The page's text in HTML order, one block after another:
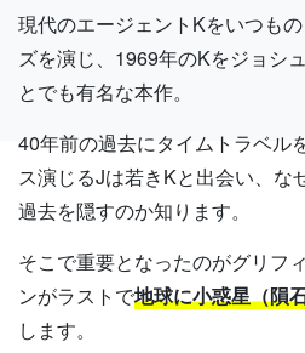
現代のエージェントKをいつも
ズを演じ、1969年のKをジョシ
とでも有名な本作。
40年前の過去にタイムトラベル
ス演じるJは若きKと出会い、な
過去を隠すのか知ります。
そこで重要となったのがグリフ
ンがラストで地球に小惑星（隕
します。